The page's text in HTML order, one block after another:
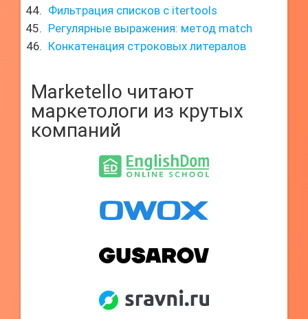
Фильтрация списков с itertools
Регулярные выражения: метод match
Конкатенация строковых литералов
Marketello читают
маркетологи из крутых
компаний